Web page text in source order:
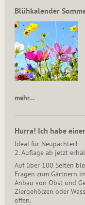
Blühkalender
mehr…
Hurra! Ich habe
Ideal für Neupächter!
2. Auflage ab jetzt
Auf über 100 Seiten
Fragen zum Gärtnern
Anbau von Obst und
Ziergehölzen oder
offen.